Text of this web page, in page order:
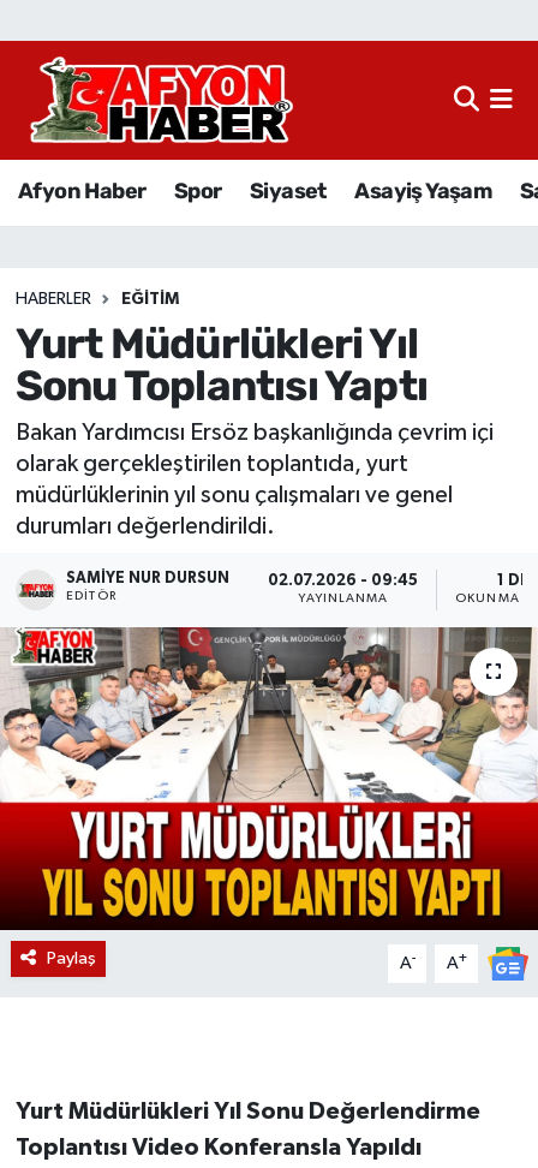
Afyon Haber Spor Siyaset Asayiş Yaşam
HABERLER EĞITIM
Yurt Müdürlükleri Yıl
Sonu Toplantısı Yaptı
Bakan Yardımcısı Ersöz başkanlığında çevrim içi
olarak gerçekleştirilen toplantıda, yurt
müdürlüklerinin yıl sonu çalışmaları ve genel
durumları değerlendirildi.
SAMIYE NUR DURSUN
EDITÖR
02.07.2026 - 09:45
YAYINLANMA
1 DK
OKUNMA
Paylaş A- A+
Yurt Müdürlükleri Yıl Sonu Değerlendirme
Toplantısı Video Konferansla Yapıldı
Afyon Haber
Sağlık
Eğitim
Sivil Toplum
Ekonomi
Magazin
Etkinlikler